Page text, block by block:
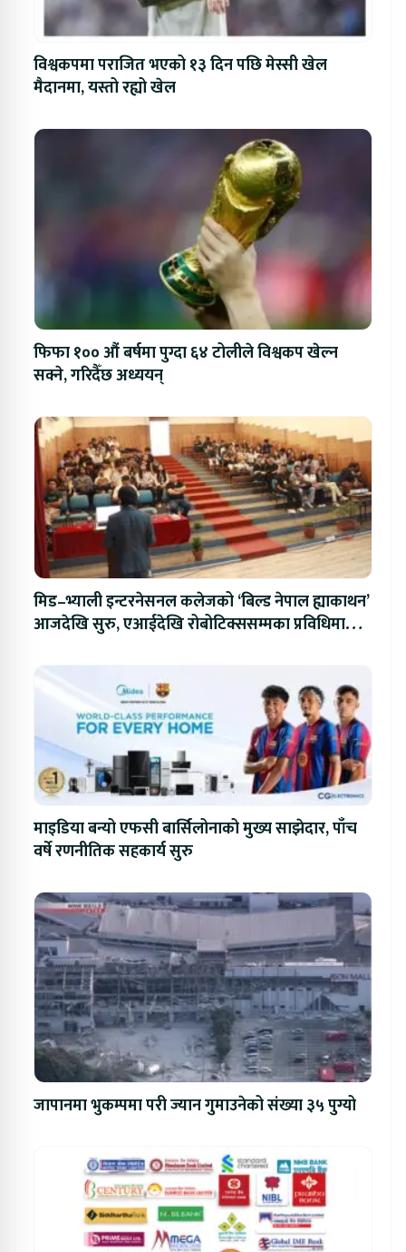
विश्वकपमा पराजित भएको १३ दिन पछि मेस्सी खेल
मैदानमा, यस्तो रह्यो खेल
फिफा १०० औं बर्षमा पुग्दा ६४ टोलीले विश्वकप खेल्न
सक्ने, गरिदैँछ अध्ययन्
मिड–भ्याली इन्टरनेसनल कलेजको ‘बिल्ड नेपाल ह्याकाथन’
आजदेखि सुरु, एआईदेखि रोबोटिक्ससम्मका प्रविधिमा
माइडिया बन्यो एफसी बार्सिलोनाको मुख्य साझेदार, पाँच
वर्षे रणनीतिक सहकार्य सुरु
जापानमा भुकम्पमा परी ज्यान गुमाउनेको संख्या ३५ पुग्यो